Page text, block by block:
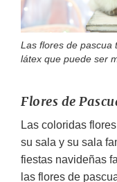
Las flores de pascua
látex que puede ser
Flores de
Las coloridas
su sala y su sala
fiestas navideñas
las flores de